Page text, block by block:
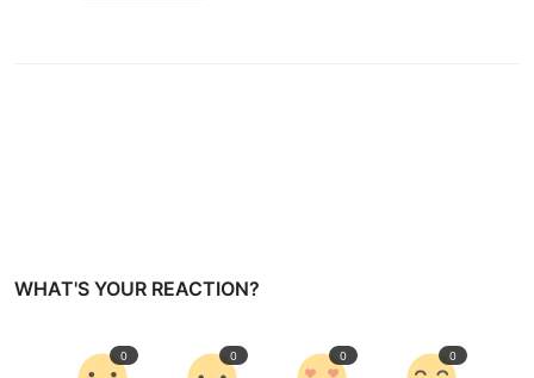
WHAT'S YOUR REACTION?
0 0 0 0